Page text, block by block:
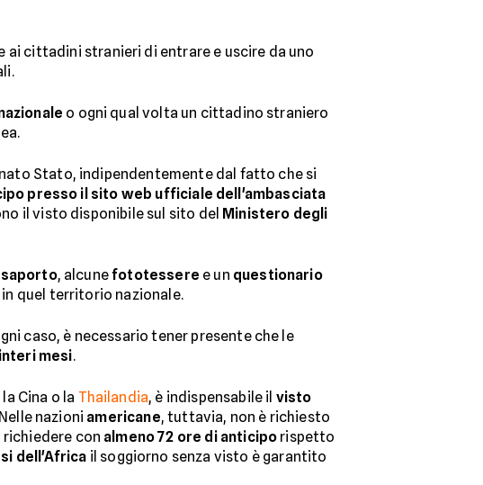
ai cittadini stranieri di entrare e uscire da uno
o ogni qual volta un cittadino straniero
Stato, indipendentemente dal fatto che si
presso il sito web ufficiale dell'ambasciata
il visto disponibile sul sito del Ministero degli
, alcunefototessere e un questionario
quel territorio nazionale.
caso, è necessario tener presente che le
mesi.
Cina o la Thailandia, è indispensabile il visto
nazioni americane, tuttavia, non è richiesto
con almeno 72 ore di anticipo rispetto
dell'Africa il soggiorno senza visto è garantito